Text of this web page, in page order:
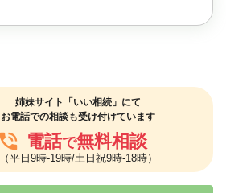
姉妹サイト「いい相続」にて
お電話での相談も受け付けています
電話で無料相談
（平日9時-19時/土日祝9時-18時）